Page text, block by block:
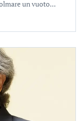
un vuoto...